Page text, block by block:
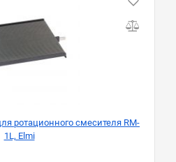
ротационного смесителя RM-
1L, Elmi